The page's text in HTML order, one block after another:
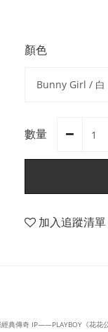
顏色
數量
加入追蹤清單
傳奇 IP——PLAYBOY《花